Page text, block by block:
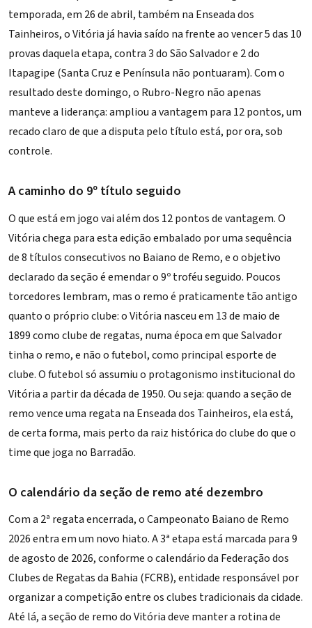
temporada, em 26 de abril, também na Enseada dos
Tainheiros, o Vitória já havia saído na frente ao vencer 5 das 10
provas daquela etapa, contra 3 do São Salvador e 2 do
Itapagipe (Santa Cruz e Península não pontuaram). Com o
resultado deste domingo, o Rubro-Negro não apenas
manteve a liderança: ampliou a vantagem para 12 pontos, um
recado claro de que a disputa pelo título está, por ora, sob
controle.
A caminho do 9º título seguido
O que está em jogo vai além dos 12 pontos de vantagem. O
Vitória chega para esta edição embalado por uma sequência
de 8 títulos consecutivos no Baiano de Remo, e o objetivo
declarado da seção é emendar o 9º troféu seguido. Poucos
torcedores lembram, mas o remo é praticamente tão antigo
quanto o próprio clube: o Vitória nasceu em 13 de maio de
1899 como clube de regatas, numa época em que Salvador
tinha o remo, e não o futebol, como principal esporte de
clube. O futebol só assumiu o protagonismo institucional do
Vitória a partir da década de 1950. Ou seja: quando a seção de
remo vence uma regata na Enseada dos Tainheiros, ela está,
de certa forma, mais perto da raiz histórica do clube do que o
time que joga no Barradão.
O calendário da seção de remo até dezembro
Com a 2ª regata encerrada, o Campeonato Baiano de Remo
2026 entra em um novo hiato. A 3ª etapa está marcada para 9
de agosto de 2026, conforme o calendário da Federação dos
Clubes de Regatas da Bahia (FCRB), entidade responsável por
organizar a competição entre os clubes tradicionais da cidade.
Até lá, a seção de remo do Vitória deve manter a rotina de